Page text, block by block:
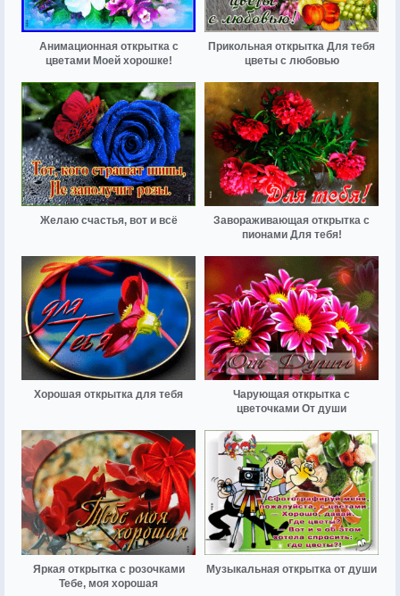
Анимационная открытка с
цветами Моей хорошке!
Прикольная открытка Для тебя
цветы с любовью
Желаю счастья, вот и всё
Завораживающая открытка с
пионами Для тебя!
Хорошая открытка для тебя
Чарующая открытка с
цветочками От души
Яркая открытка с розочками
Тебе, моя хорошая
Музыкальная открытка от души